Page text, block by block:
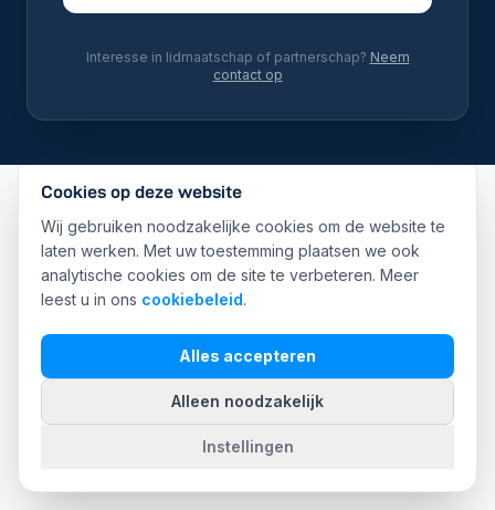
Interesse in lidmaatschap of partnerschap? Neem
contact op
Cookies op deze website
Wij gebruiken noodzakelijke cookies om de website te
laten werken. Met uw toestemming plaatsen we ook
analytische cookies om de site te verbeteren. Meer
leest u in ons cookiebeleid.
Alles accepteren
Alleen noodzakelijk
Instellingen